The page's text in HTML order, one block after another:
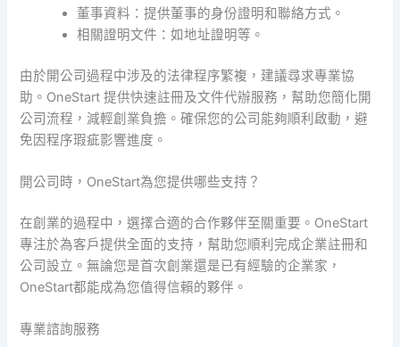
董事資料：提供董事的身份證明和聯絡方式。
相關證明文件：如地址證明等。
由於開公司過程中涉及的法律程序繁複，建議尋求專業協
助。OneStart 提供快速註冊及文件代辦服務，幫助您簡化開
公司流程，減輕創業負擔。確保您的公司能夠順利啟動，避
免因程序瑕疵影響進度。
開公司時，OneStart為您提供哪些支持？
在創業的過程中，選擇合適的合作夥伴至關重要。OneStart
專注於為客戶提供全面的支持，幫助您順利完成企業註冊和
公司設立。無論您是首次創業還是已有經驗的企業家，
OneStart都能成為您值得信賴的夥伴。
專業諮詢服務